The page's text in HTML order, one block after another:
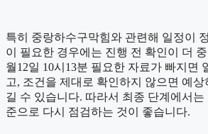
특히 중랑하수구막힘와 관련해 일정이
이 필요한 경우에는 진행 전 확인이 더
월12일 10시13분 필요한 자료가 빠지면
고, 조건을 제대로 확인하지 않으면 예
길 수 있습니다. 따라서 최종 단계에서는
준으로 다시 점검하는 것이 좋습니다.